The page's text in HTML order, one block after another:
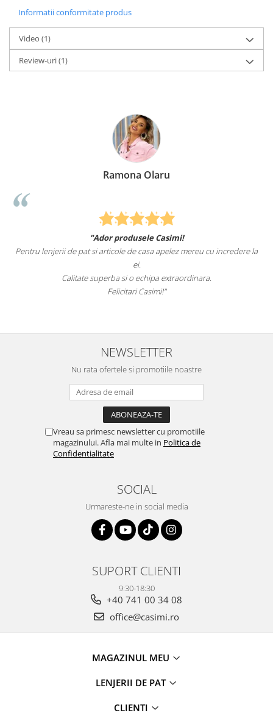
Informatii conformitate produs
Video (1)
Review-uri(1)
Ramona Olaru
"Ador produsele Casimi!
Pentru lenjerii de pat si articole de casa apelez mereu cu incredere la
ei.
Calitate superba si o echipa extraordinara.
Felicitari Casimi!"
NEWSLETTER
Nu rata ofertele si promotiile noastre
Vreau sa primesc newsletter cu promotiile
magazinului. Afla mai multe in Politica de
Confidentialitate
SOCIAL
Urmareste-ne in social media
SUPORT CLIENTI
9:30-18:30
+40 741 00 34 08
office@casimi.ro
MAGAZINUL MEU
LENJERII DE PAT
CLIENTI